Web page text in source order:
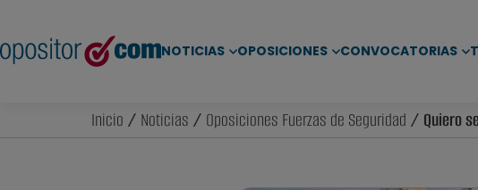
NOTICIAS OPOSICIONES CONVOCATORIAS
Inicio / Noticias / Oposiciones Fuerzas de Seguridad / Quiero